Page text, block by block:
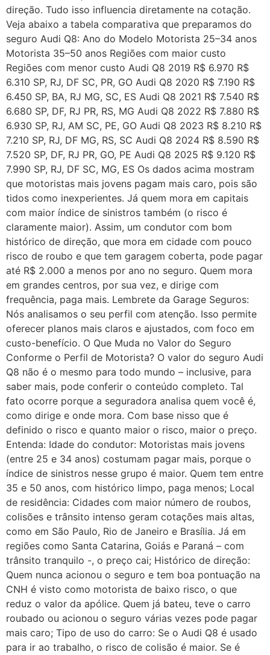
direção. Tudo isso influencia diretamente na cotação.
Veja abaixo a tabela comparativa que preparamos do
seguro Audi Q8: Ano do Modelo Motorista 25–34 anos
Motorista 35–50 anos Regiões com maior custo
Regiões com menor custo Audi Q8 2019 R$ 6.970 R$
6.310 SP, RJ, DF SC, PR, GO Audi Q8 2020 R$ 7.190 R$
6.450 SP, BA, RJ MG, SC, ES Audi Q8 2021 R$ 7.540 R$
6.680 SP, DF, RJ PR, RS, MG Audi Q8 2022 R$ 7.880 R$
6.930 SP, RJ, AM SC, PE, GO Audi Q8 2023 R$ 8.210 R$
7.210 SP, RJ, DF MG, RS, SC Audi Q8 2024 R$ 8.590 R$
7.520 SP, DF, RJ PR, GO, PE Audi Q8 2025 R$ 9.120 R$
7.990 SP, RJ, DF SC, MG, ES Os dados acima mostram
que motoristas mais jovens pagam mais caro, pois são
tidos como inexperientes. Já quem mora em capitais
com maior índice de sinistros também (o risco é
claramente maior). Assim, um condutor com bom
histórico de direção, que mora em cidade com pouco
risco de roubo e que tem garagem coberta, pode pagar
até R$ 2.000 a menos por ano no seguro. Quem mora
em grandes centros, por sua vez, e dirige com
frequência, paga mais. Lembrete da Garage Seguros:
Nós analisamos o seu perfil com atenção. Isso permite
oferecer planos mais claros e ajustados, com foco em
custo-benefício. O Que Muda no Valor do Seguro
Conforme o Perfil de Motorista? O valor do seguro Audi
Q8 não é o mesmo para todo mundo – inclusive, para
saber mais, pode conferir o conteúdo completo. Tal
fato ocorre porque a seguradora analisa quem você é,
como dirige e onde mora. Com base nisso que é
definido o risco e quanto maior o risco, maior o preço.
Entenda: Idade do condutor: Motoristas mais jovens
(entre 25 e 34 anos) costumam pagar mais, porque o
índice de sinistros nesse grupo é maior. Quem tem entre
35 e 50 anos, com histórico limpo, paga menos; Local
de residência: Cidades com maior número de roubos,
colisões e trânsito intenso geram cotações mais altas,
como em São Paulo, Rio de Janeiro e Brasília. Já em
regiões como Santa Catarina, Goiás e Paraná – com
trânsito tranquilo -, o preço cai; Histórico de direção:
Quem nunca acionou o seguro e tem boa pontuação na
CNH é visto como motorista de baixo risco, o que
reduz o valor da apólice. Quem já bateu, teve o carro
roubado ou acionou o seguro várias vezes pode pagar
mais caro; Tipo de uso do carro: Se o Audi Q8 é usado
para ir ao trabalho, o risco de colisão é maior. Se é